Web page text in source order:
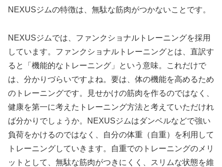
NEXUSジムの特徴は、無駄な筋肉がつかないことです。
NEXUSジムでは、ファンクショナルトレーニングを採用
しています。ファンクショナルトレーニングとは、直訳す
ると「機能的なトレーニング」という意味。これだけで
は、分かりづらいですよね。要は、体の機能を高めるため
のトレーニングです。見せかけの筋肉を作るのではなく、
健康を第一に考えたトレーニング方法と考えていただけれ
ば分かりでしょうか。NEXUSジムはダンベルなどで強い
負荷をかけるのではなく、自分の体重（自重）を利用して
トレーニングしていきます。自重でのトレーニングのメリ
ットとして、無駄な筋肉がつきにくく、スリムな状態を維